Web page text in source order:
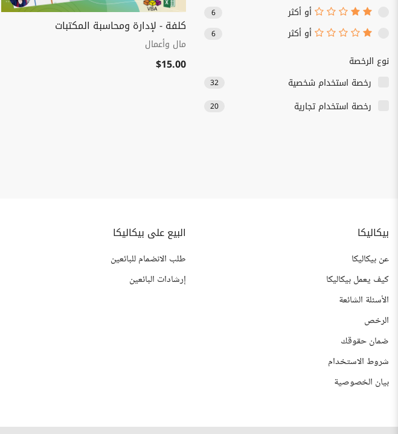
أو أكثر 6
أو أكثر 6
نوع الرخصة
رخصة استخدام شخصية
32
رخصة استخدام تجارية 20
كلفة - لإدارة ومحاسبة المكتبات
مال وأعمال
$15.00
بيكاليكا
عن بيكاليكا
كيف يعمل بيكاليكا
الأسئلة الشائعة
الرخص
ضمان حقوقك
شروط الاستخدام
بيان الخصوصية
البيع على بيكاليكا
طلب الانضمام للبائعين
إرشادات البائعين